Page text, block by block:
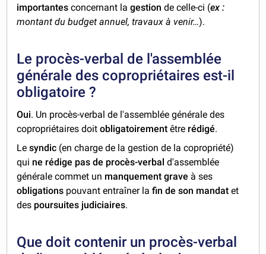
importantes concernant lagestion de celle-ci (ex :
montant du budget annuel, travaux à venir…).
Le procès-verbal de l'assemblée
générale des copropriétaires est-il
obligatoire ?
Oui. Un procès-verbal de l'assemblée générale des
copropriétaires doit obligatoirement être rédigé.
Le syndic (en charge de la gestion de la copropriété)
qui ne rédige pas de procès-verbald'assemblée
générale commet un manquement grave à ses
obligations pouvant entraîner lafin de son mandat et
des poursuites judiciaires.
Que doit contenir un procès-verbal